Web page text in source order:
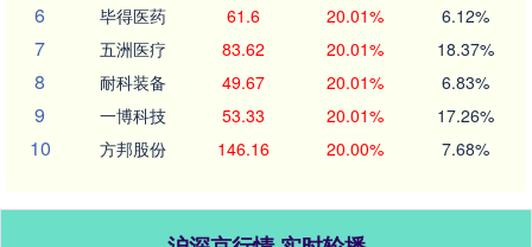
6 毕得医药 61.6 20.01% 6.12%
7 五洲医疗 83.62 20.01% 18.37%
8 耐科装备 49.67 20.01% 6.83%
9 一博科技 53.33 20.01% 17.26%
10 方邦股份 146.16 20.00% 7.68%